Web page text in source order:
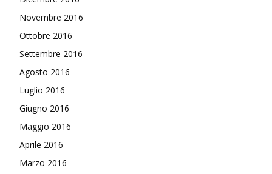
Novembre 2016
Ottobre 2016
Settembre 2016
Agosto 2016
Luglio 2016
Giugno 2016
Maggio 2016
Aprile 2016
Marzo 2016